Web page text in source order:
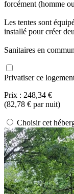
forcément (homme
Les tentes sont
installé pour créer
Sanitaires en
Privatiser ce
Prix : 248,34 €
(82,78 € par nuit)
Choisir cet